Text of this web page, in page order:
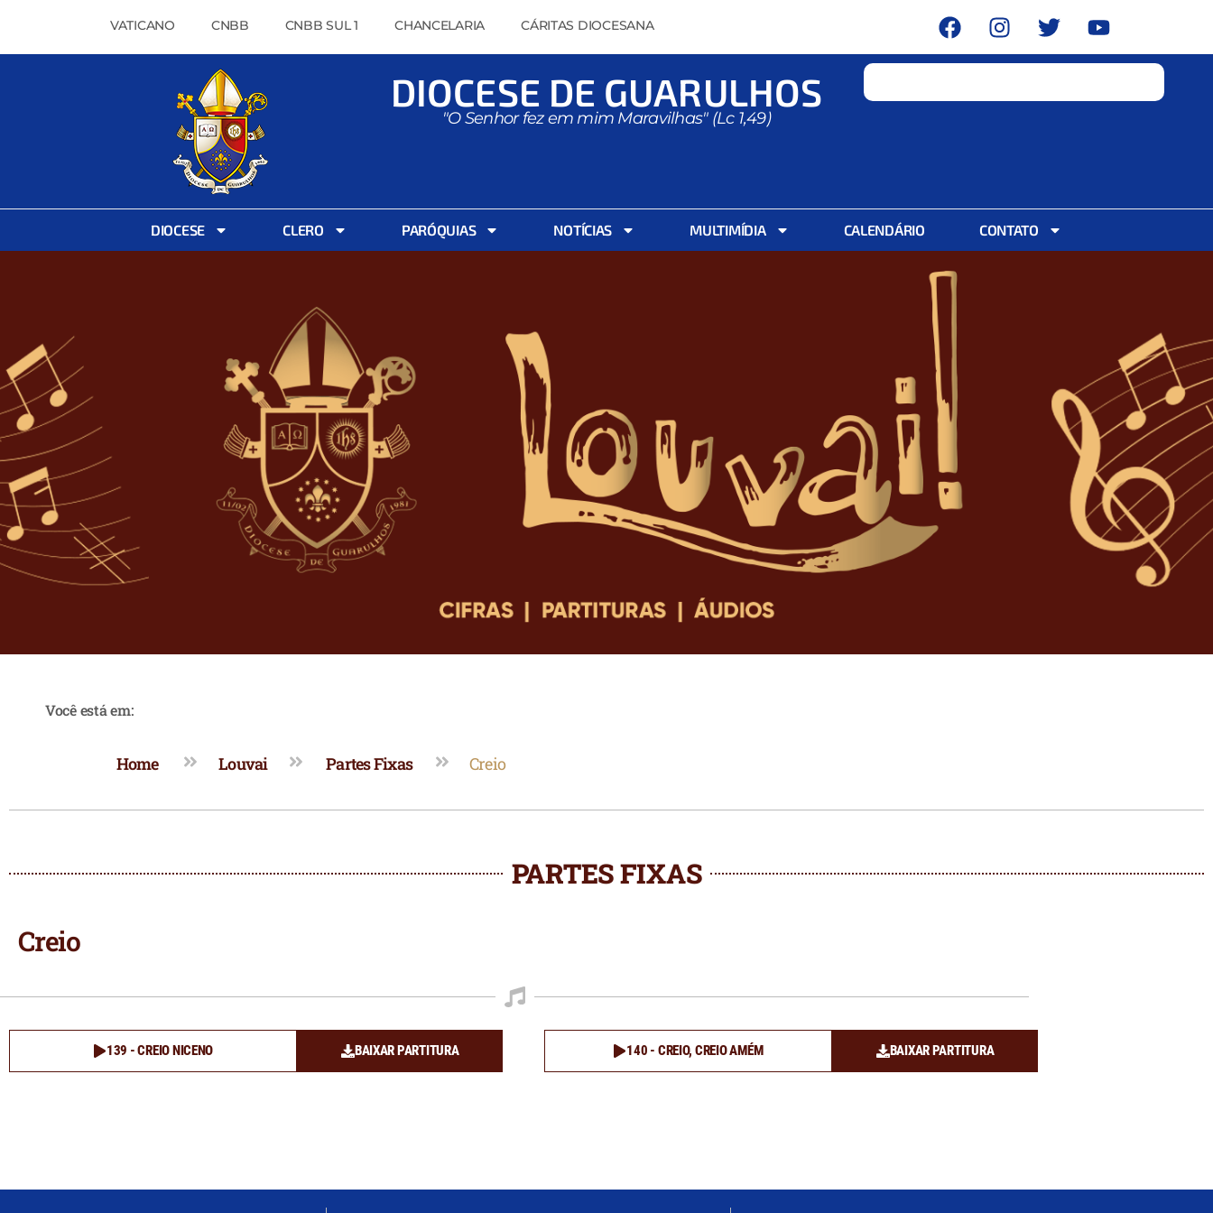
VATICANO CNBB CNBB SUL 1 CHANCELARIA CÁRITAS DIOCESANA
DIOCESE DE GUARULHOS
"O Senhor fez em mim Maravilhas" (Lc 1,49)
DIOCESE CLERO PARÓQUIAS NOTÍCIAS MULTIMÍDIA CALENDÁRIO CONTATO
Você está em:
Home Louvai Partes Fixas Creio
PARTES FIXAS
Creio
139 - CREIO NICENO BAIXAR PARTITURA 140 - CREIO, CREIO AMÉM BAIXAR PARTITURA